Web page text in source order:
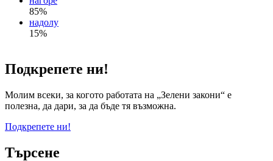
85%
надолу
15%
Подкрепете ни!
Молим всеки, за когото работата на „Зелени закони“ е
полезна, да дари, за да бъде тя възможна.
Подкрепете ни!
Търсене